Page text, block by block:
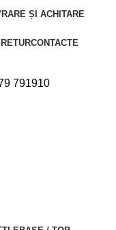
ȘI ACHITARE
CONTACTE
791910